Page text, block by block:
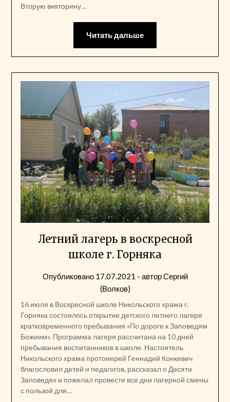
Вторую викторину…
Читать дальше
Летний лагерь в воскресной
школе г. Горняка
Опубликовано 17.07.2021 - авторСергий
(Волков)
16 июля в Воскресной школе Никольского храма г.
Горняка состоялось открытие детского летнего лагеря
кратковременного пребывания «По дороге к Заповедям
Божиим». Программа лагеря рассчитана на 10 дней
пребывания воспитанников в школе. Настоятель
Никольского храма протоиерей Геннадий Конкевич
благословил детей и педагогов, рассказал о Десяти
Заповедях и пожелал провести все дни лагерной смены
с пользой для…